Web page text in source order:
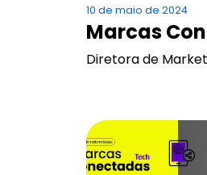
10 de maio de 2024
Marcas
Diretora de